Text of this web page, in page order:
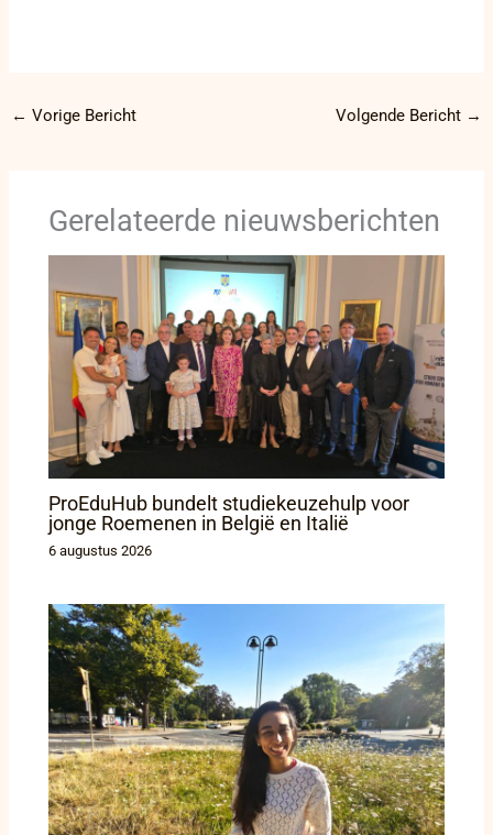
← Vorige Bericht Volgende Bericht →
Gerelateerde nieuwsberichten
ProEduHub bundelt studiekeuzehulp voor
jonge Roemenen in België en Italië
6 augustus 2026